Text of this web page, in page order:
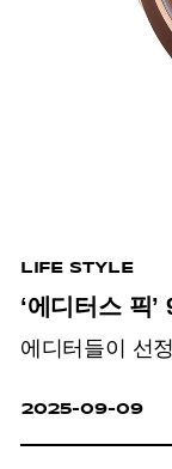
LIFE STYLE
‘에디터스 픽
에디터들이 선
2025-09-09